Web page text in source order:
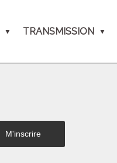
TRANSMISSION